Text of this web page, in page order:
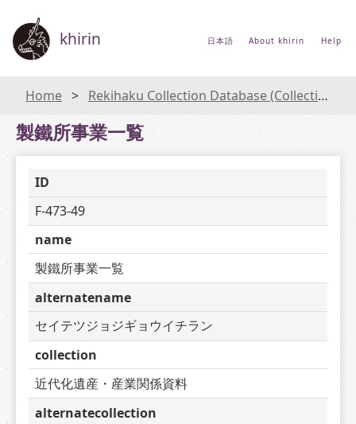
khirin 日本語 About khirin Help
Home Rekihaku Collection Database (Collections Database of the National Museum of Japanese History)
製鐵所事業一覧
ID
F-473-49
name
製鐵所事業一覧
alternatename
セイテツジョジギョウイチラン
collection
近代化遺産・産業関係資料
alternatecollection